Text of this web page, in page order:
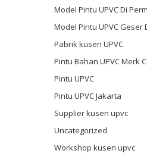
Model Pintu UPVC Di
Model Pintu UPVC Geser
Pabrik kusen UPVC
Pintu Bahan UPVC Merk
Pintu UPVC
Pintu UPVC Jakarta
Supplier kusen upvc
Uncategorized
Workshop kusen upvc